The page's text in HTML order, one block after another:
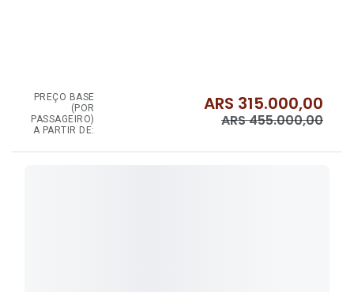
PREÇO BASE
(POR
PASSAGEIRO)
A PARTIR DE:
ARS 315.000,00
ARS455.000,00